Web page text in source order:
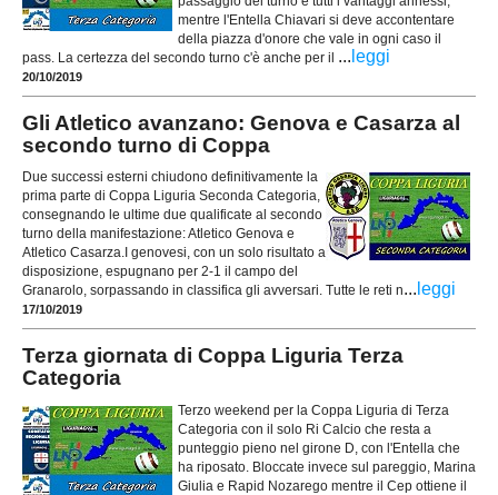
mentre l'Entella Chiavari si deve accontentare
della piazza d'onore che vale in ogni caso il
pass. La certezza del secondo turno c'è anche per il ... leggi
20/10/2019
Gli Atletico avanzano: Genova e Casarza al
secondo turno di Coppa
Due successi esterni chiudono definitivamente la
prima parte di Coppa Liguria Seconda Categoria,
consegnando le ultime due qualificate al secondo
turno della manifestazione: Atletico Genova e
Atletico Casarza.I genovesi, con un solo risultato a
disposizione, espugnano per 2-1 il campo del
Granarolo, sorpassando in classifica gli avversari. Tutte le reti n... leggi
17/10/2019
Terza giornata di Coppa Liguria Terza
Categoria
Terzo weekend per la Coppa Liguria di Terza
Categoria con il solo Ri Calcio che resta a
punteggio pieno nel girone D, con l'Entella che
ha riposato. Bloccate invece sul pareggio, Marina
Giulia e Rapid Nozarego mentre il Cep ottiene il